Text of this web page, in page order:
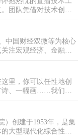
团队凭借对技术创新
心、强调互动与社区
与发展，魅影直播已
台行列。我们不仅拥
，更汇聚了逾万名才
建一个真正开放、包
。我们致力于打破界
安全、自如地表达，
长。魅影直播的愿景
。为此，我们将持续
APP免费版下载安装，
中国财经双微等为核心
注宏观经济、金融、
类服务。
里，你可以任性地创
诗、一幅画……我们相
）创建于1953年，是集
大型现代化综合性医